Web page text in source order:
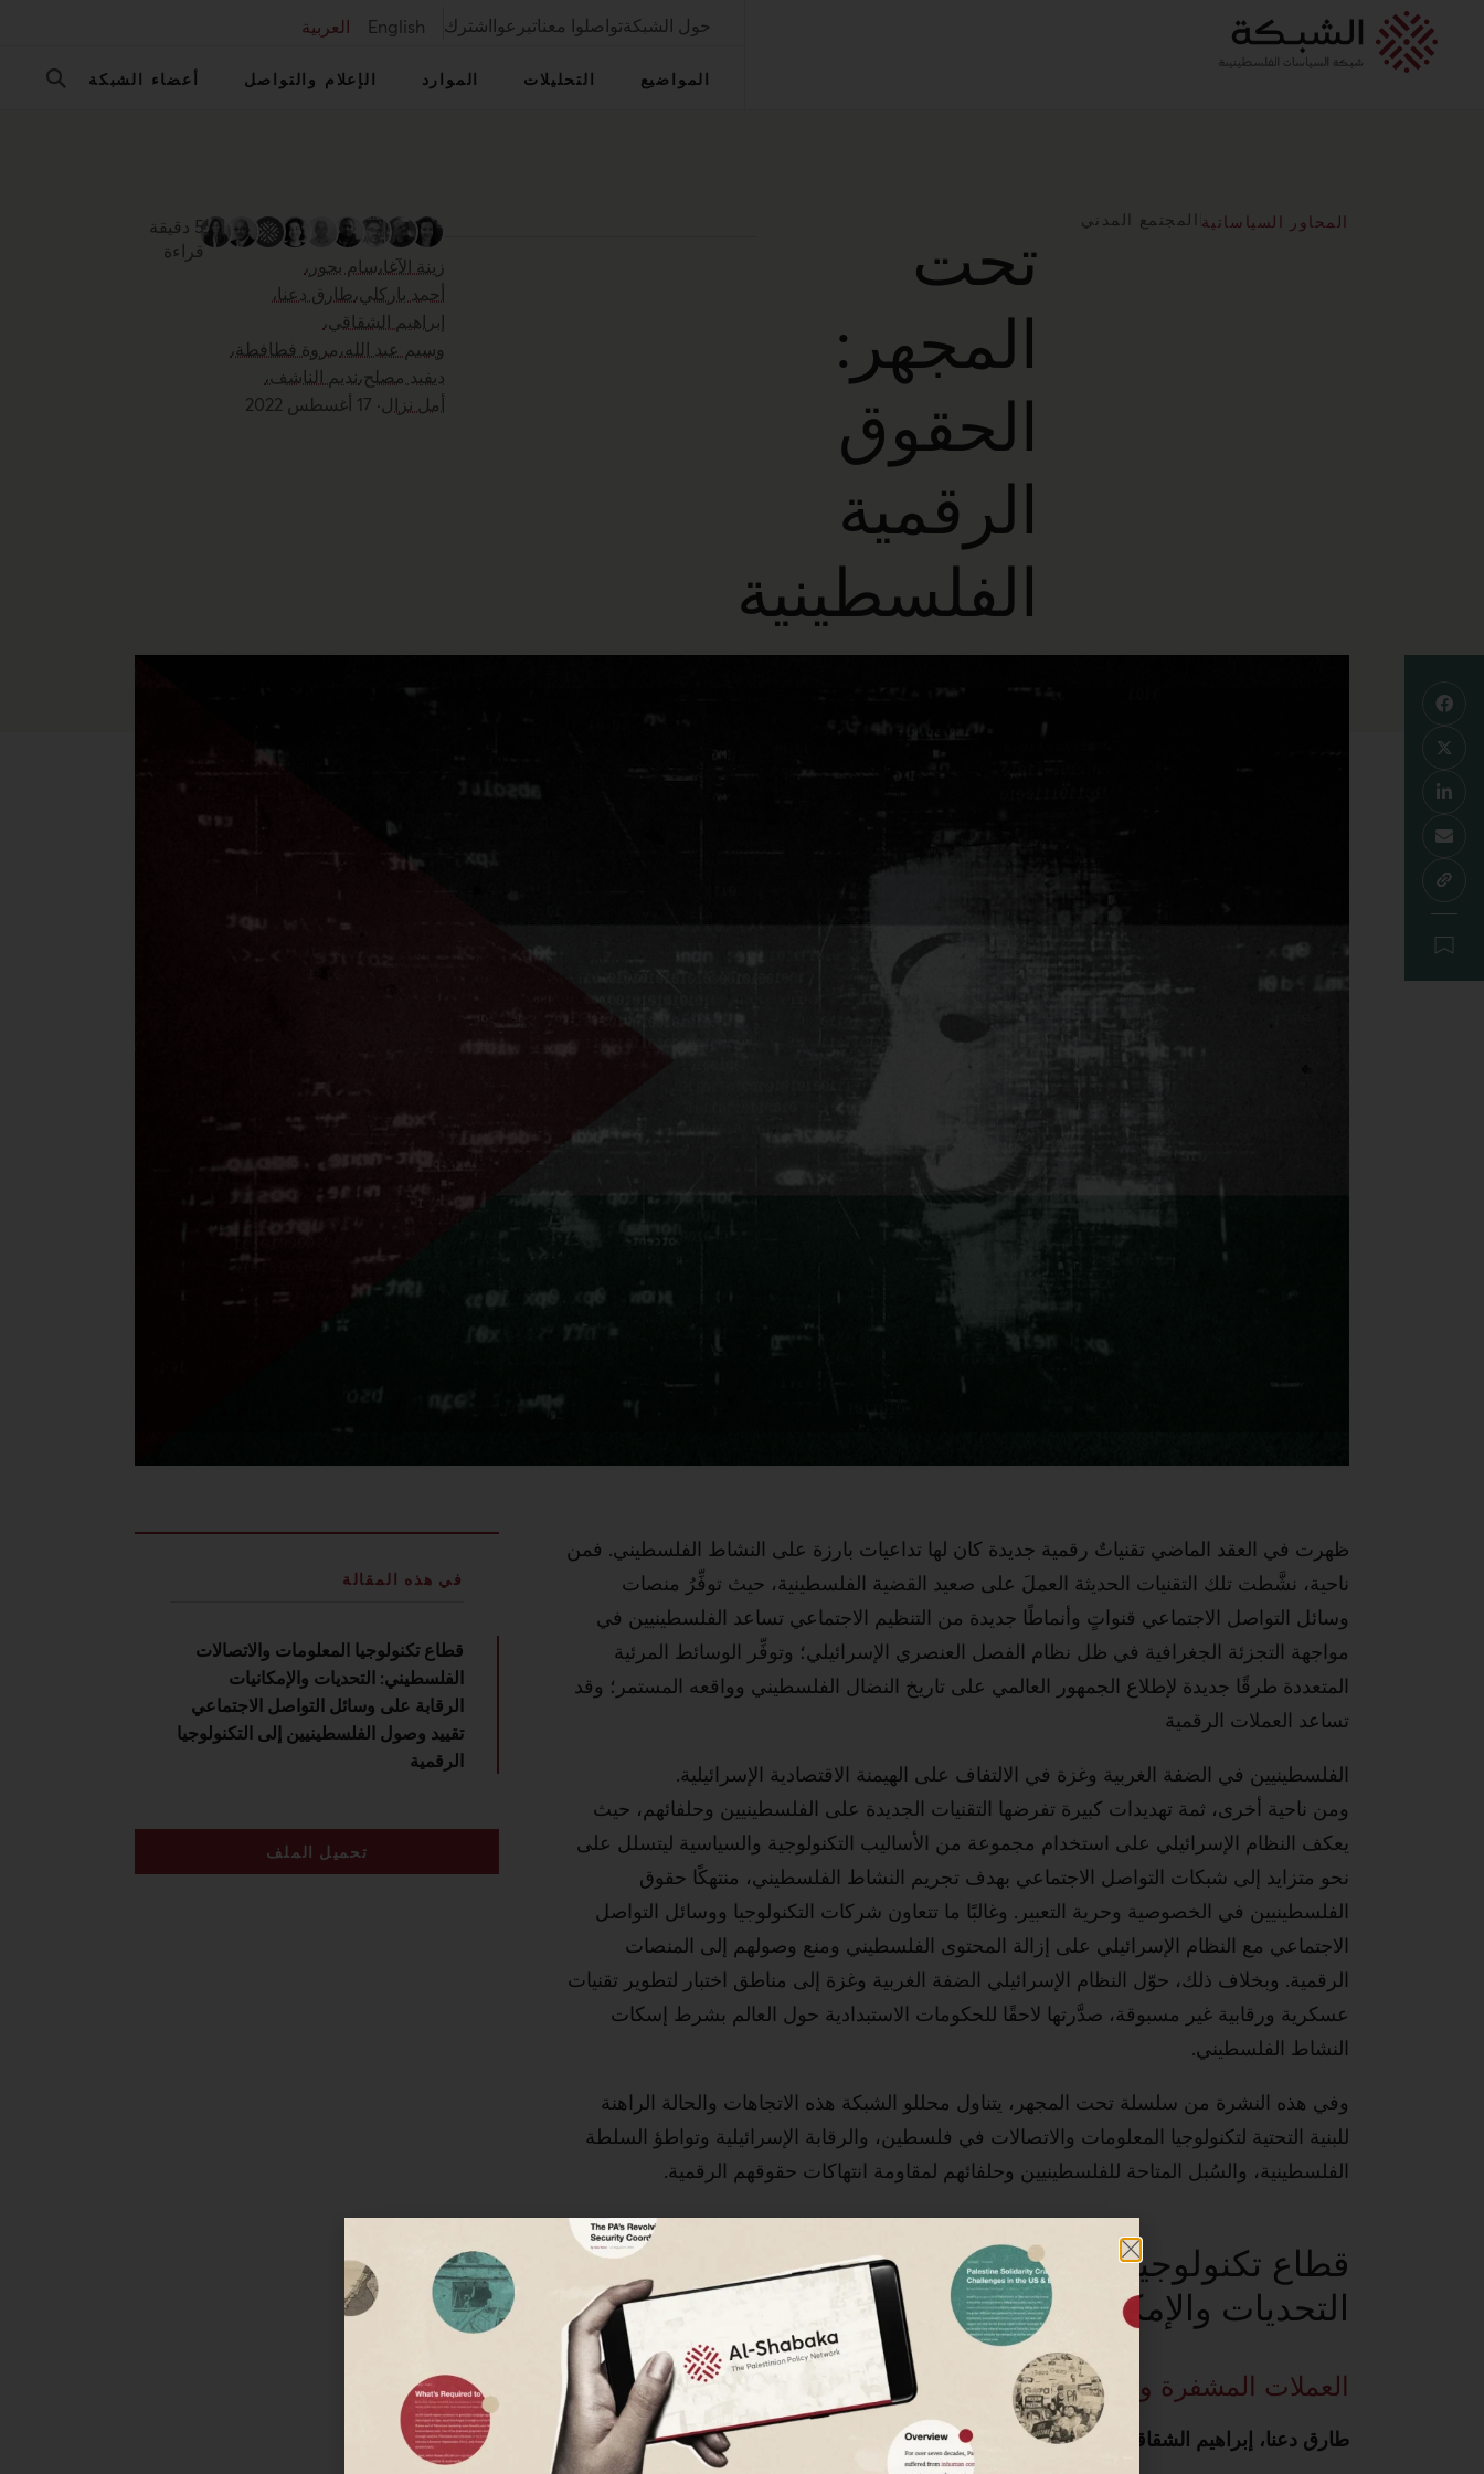
حول الشبكةتواصلوا معناتبرعوااشترك English العربية
المواضيع التحليلات الموارد الإعلام والتواصل أعضاء الشبكة
المحاور السياساتية المجتمع المدني
تحت
المجهر:
الحقوق
الرقمية
الفلسطينية
زينة الآغا،سام بحور،
أحمد باركلي،طارق دعنا،
إبراهيم الشقاقي،
وسيم عبد الله،مروة فطافطة،
ديفيد مصلح،نديم الناشف،
أمل نزال · 17 أغسطس 2022
5 دقيقة
قراءة
ظهرت في العقد الماضي تقنياتٌ رقمية جديدة كان لها تداعيات بارزة على النشاط الفلسطيني. فمن
ناحية، نشَّطت تلك التقنيات الحديثة العملَ على صعيد القضية الفلسطينية، حيث توفِّرُ منصات
وسائل التواصل الاجتماعي قنواتٍ وأنماطًا جديدة من التنظيم الاجتماعي تساعد الفلسطينيين في
مواجهة التجزئة الجغرافية في ظل نظام الفصل العنصري الإسرائيلي؛ وتوفِّر الوسائط المرئية
المتعددة طرقًا جديدة لإطلاع الجمهور العالمي على تاريخ النضال الفلسطيني وواقعه المستمر؛ وقد
تساعد العملات الرقمية
الفلسطينيين في الضفة الغربية وغزة في الالتفاف على الهيمنة الاقتصادية الإسرائيلية.
ومن ناحية أخرى، ثمة تهديدات كبيرة تفرضها التقنيات الجديدة على الفلسطينيين وحلفائهم، حيث
يعكف النظام الإسرائيلي على استخدام مجموعة من الأساليب التكنولوجية والسياسية ليتسلل على
نحو متزايد إلى شبكات التواصل الاجتماعي بهدف تجريم النشاط الفلسطيني، منتهكًا حقوق
الفلسطينيين في الخصوصية وحرية التعبير. وغالبًا ما تتعاون شركات التكنولوجيا ووسائل التواصل
الاجتماعي مع النظام الإسرائيلي على إزالة المحتوى الفلسطيني ومنع وصولهم إلى المنصات
الرقمية. وبخلاف ذلك، حوّل النظام الإسرائيلي الضفة الغربية وغزة إلى مناطق اختبار لتطوير تقنيات
عسكرية ورقابية غير مسبوقة، صدَّرتها لاحقًا للحكومات الاستبدادية حول العالم بشرط إسكات
النشاط الفلسطيني.
وفي هذه النشرة من سلسلة تحت المجهر، يتناول محللو الشبكة هذه الاتجاهات والحالة الراهنة
للبنية التحتية لتكنولوجيا المعلومات والاتصالات في فلسطين، والرقابة الإسرائيلية وتواطؤ السلطة
الفلسطينية، والسُبل المتاحة للفلسطينيين وحلفائهم لمقاومة انتهاكات حقوقهم الرقمية.
قطاع تكنولوجيا المعلومات والاتصالات الفلسطيني:
التحديات والإمكانيات
العملات المشفرة والمقاومة الفلسطينية: نقاش من الشبكة
طارق دعنا،‭ ‬إبراهيم الشقاقي
في هذه المقالة
قطاع تكنولوجيا المعلومات والاتصالات
الفلسطيني: التحديات والإمكانيات
الرقابة على وسائل التواصل الاجتماعي
تقييد وصول الفلسطينيين إلى التكنولوجيا
الرقمية
تحميل الملف